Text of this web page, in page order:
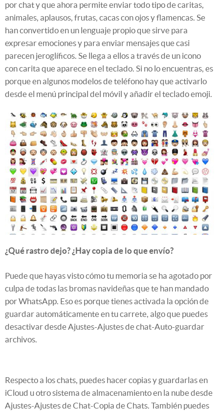
por chat y que ahora permite enviar todo tipo de caritas,
animales, aplausos, frutas, cacas con ojos y flamencas. Se
han convertido en un lenguaje propio que sirve para
expresar emociones y para enviar mensajes que casi
parecen jeroglíficos. Se llega a ellos a través de un icono
con carita que aparece en el teclado. Si no lo encuentras, es
porque en algunos modelos de teléfono hay que activarlo
desde el menú principal del móvil y añadir el teclado emoji.
¿Qué rastro dejo? ¿Hay copia de lo que envío?
Puede que hayas visto cómo tu memoria se ha agotado por
culpa de todas las bromas navideñas que te han mandado
por WhatsApp. Eso es porque tienes activada la opción de
guardar automáticamente en tu carrete, algo que puedes
desactivar desde Ajustes-Ajustes de chat-Auto-guardar
archivos.
Respecto a los chats, puedes hacer copias y guardarlas en
iCloud u otro sistema de almacenamiento en la nube desde
Ajustes-Ajustes de Chat-Copia de Chats. También puedes